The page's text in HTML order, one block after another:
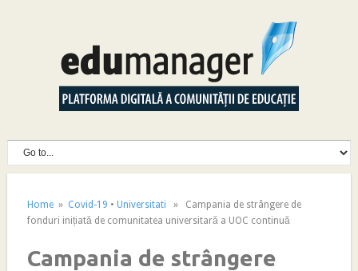
Home» Covid-19 • Universitati » Campania de strângere de
fonduri inițiată de comunitatea universitară a UOC continuă
Campania de strângere